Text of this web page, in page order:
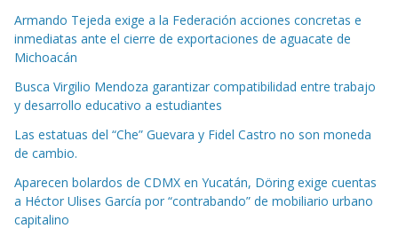
Armando Tejeda exige a la Federación acciones concretas e
inmediatas ante el cierre de exportaciones de aguacate de
Michoacán
Busca Virgilio Mendoza garantizar compatibilidad entre trabajo
y desarrollo educativo a estudiantes
Las estatuas del “Che” Guevara y Fidel Castro no son moneda
de cambio.
Aparecen bolardos de CDMX en Yucatán, Döring exige cuentas
a Héctor Ulises García por “contrabando” de mobiliario urbano
capitalino